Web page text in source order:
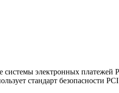
системы электронных
стандарт безопасности